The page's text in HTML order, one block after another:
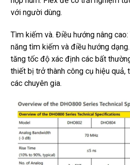
với người dùng.
Tìm kiếm và. Điều hướng nâng
năng tìm kiếm và điều hướng
tăng tốc độ xác định các bất
thiết bị trở thành công cụ hiệu
các chuyên gia.